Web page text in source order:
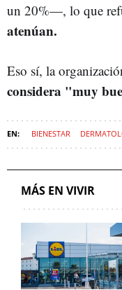
un 20%—, lo que
atenúan.
Eso sí, la
considera "muy
BIENESTAR
MÁS EN VIVIR